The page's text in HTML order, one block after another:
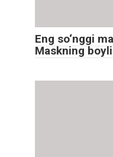
Eng so‘nggi
Maskning